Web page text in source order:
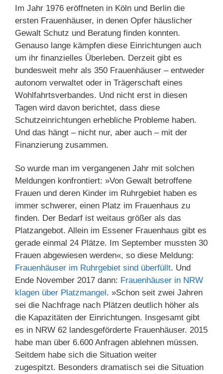
Im Jahr 1976 eröffneten in Köln und Berlin die
ersten Frauenhäuser, in denen Opfer häuslicher
Gewalt Schutz und Beratung finden konnten.
Genauso lange kämpfen diese Einrichtungen auch
um ihr finanzielles Überleben. Derzeit gibt es
bundesweit mehr als 350 Frauenhäuser – entweder
autonom verwaltet oder in Trägerschaft eines
Wohlfahrtsverbandes. Und nicht erst in diesen
Tagen wird davon berichtet, dass diese
Schutzeinrichtungen erhebliche Probleme haben.
Und das hängt – nicht nur, aber auch – mit der
Finanzierung zusammen.
So wurde man im vergangenen Jahr mit solchen
Meldungen konfrontiert: »Von Gewalt betroffene
Frauen und deren Kinder im Ruhrgebiet haben es
immer schwerer, einen Platz im Frauenhaus zu
finden. Der Bedarf ist weitaus größer als das
Platzangebot. Allein im Essener Frauenhaus gibt es
gerade einmal 24 Plätze. Im September mussten 30
Frauen abgewiesen werden«, so diese Meldung:
Frauenhäuser im Ruhrgebiet sind überfüllt. Und
Ende November 2017 dann: Frauenhäuser in NRW
klagen über Platzmangel. »Schon seit zwei Jahren
sei die Nachfrage nach Plätzen deutlich höher als
die Kapazitäten der Einrichtungen. Insgesamt gibt
es in NRW 62 landesgeförderte Frauenhäuser. 2015
habe man über 6.600 Anfragen ablehnen müssen.
Seitdem habe sich die Situation weiter
zugespitzt. Besonders dramatisch sei die Situation